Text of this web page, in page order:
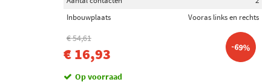
Inbouwplaats
Vooras links en rechts
€ 54,61
€ 16,93 -69%
Op voorraad